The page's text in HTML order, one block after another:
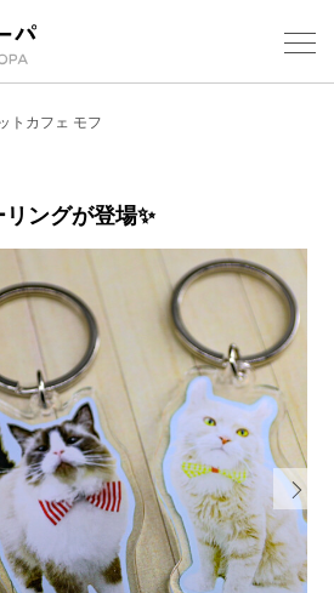
トカフェ モフ
ングが登場✨
Next
ショッ
レスト
施設案内
アクセ
スタッ
電話で